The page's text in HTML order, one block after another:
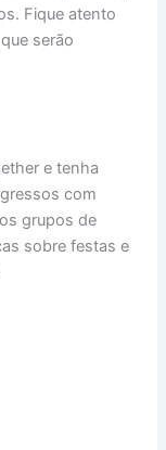
Fique atento
serão
e tenha
com
grupos de
sobre festas e